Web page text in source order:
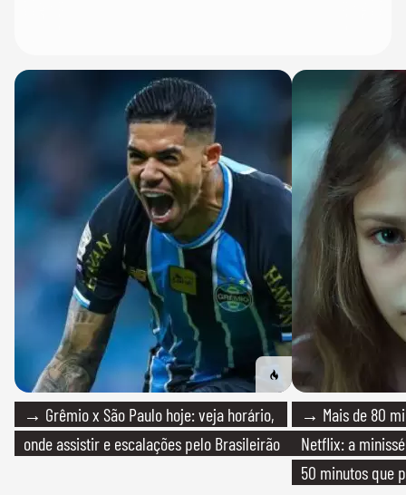
→ Grêmio x São Paulo hoje: veja horário,
onde assistir e escalações pelo Brasileirão
→ Mais de 80
Netflix: a
50 minutos que